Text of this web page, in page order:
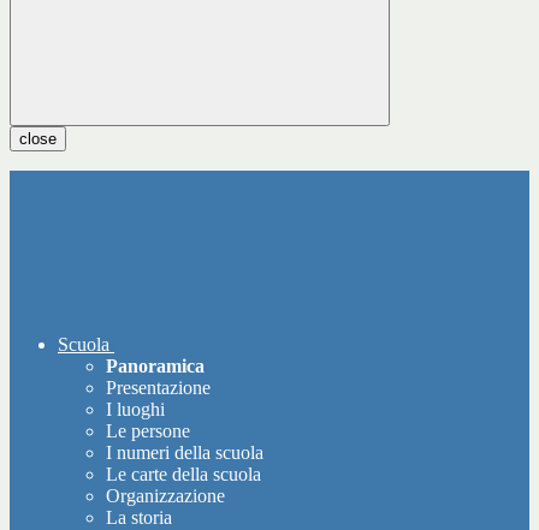
close
Scuola
Panoramica
Presentazione
I luoghi
Le persone
I numeri della scuola
Le carte della scuola
Organizzazione
La storia